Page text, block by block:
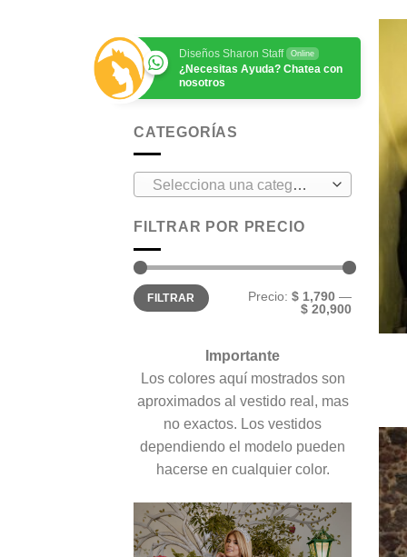
Diseños Sharon Staff Online
¿Necesitas Ayuda? Chatea con
nosotros
CATEGORÍAS
Selecciona una categoría
FILTRAR POR PRECIO
Precio
mínimo
Precio
máximo
FILTRAR Precio: $ 1,790 —
$ 20,900
Importante
Los colores aquí mostrados son
aproximados al vestido real, mas
no exactos. Los vestidos
dependiendo el modelo pueden
hacerse en cualquier color.